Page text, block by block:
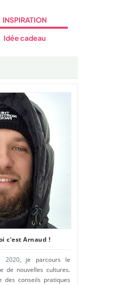
INSPIRATION
Idée cadeau
c'est Arnaud !
2020, je parcours le
de nouvelles cultures.
conseils pratiques